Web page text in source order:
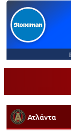
Ατλάντα